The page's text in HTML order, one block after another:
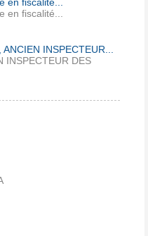
en fiscalité...
en fiscalité...
INSPECTEUR...
INSPECTEUR DES